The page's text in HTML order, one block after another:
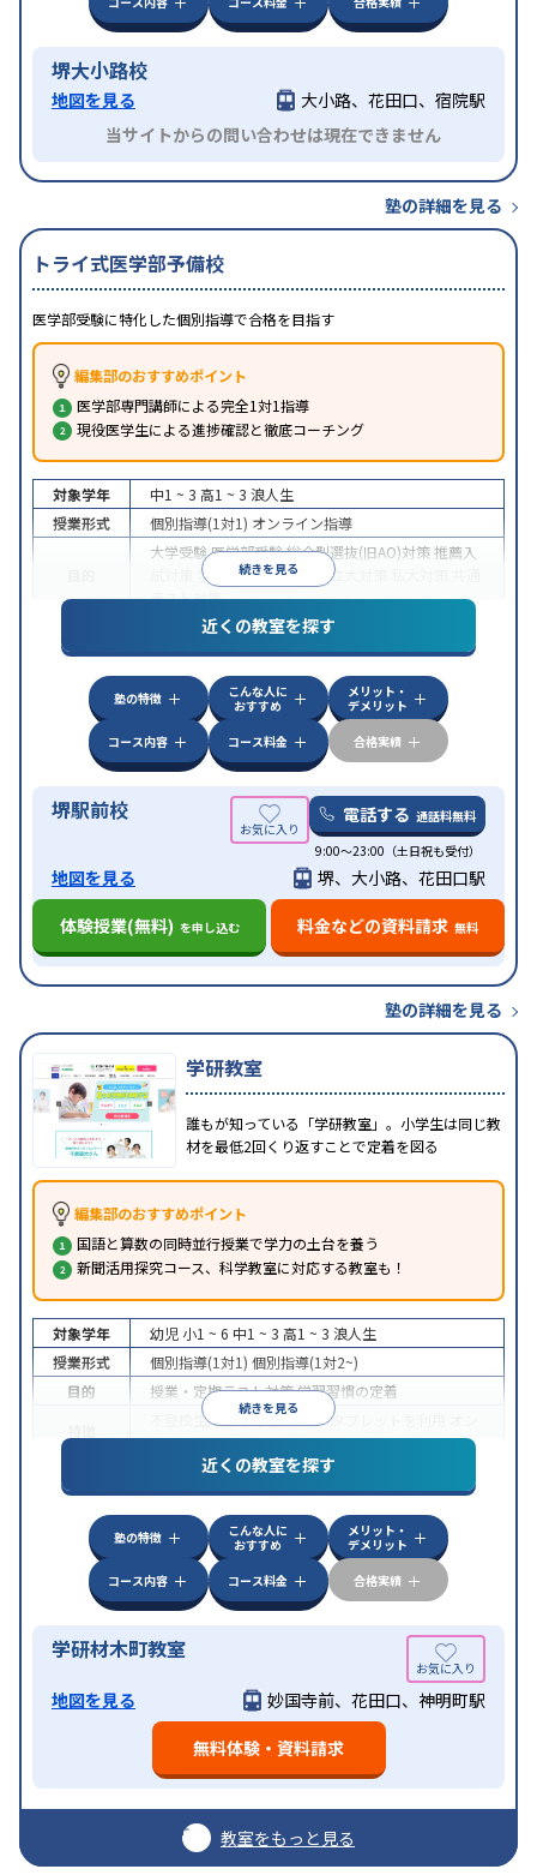
堺大小路校
地図を見る
大小路、花田口、宿院駅
当サイトからの問い合わせは現在できません
塾の詳細を見る
トライ式医学部予備校
医学部受験に特化した個別指導で合格を目指す
編集部のおすすめポイント
医学部専門講師による完全1対1指導
現役医学生による進捗確認と徹底コーチング
続きを見る
対象学年 中1 ~ 3 高1 ~ 3 浪人生
授業形式
個別指導(1対1) オンライン指導
大学受験医学部受験総合型選抜(旧AO)対策推薦入
学校別特化対策 国公立大対策
テスト対策
特徴
中高一貫校生に対応授業の振替可能
オンライン対応1科目から受講可能季節講習の
みの受講可
自習室あり
近くの教室を探す
塾の特徴
こんな人に
おすすめ
メリット・
デメリット
コース内容
コース料金 合格実績
堺駅前校 電話する 通話料無料
9:00～23:00（土日祝も受付）
地図を見る
堺、大小路、花田口駅
体験授業(無料) を申し込む 料金などの資料請求 無料
塾の詳細を見る
学研教室
誰もが知っている「学研教室」。小学生は同じ教
材を最低2回くり返すことで定着を図る
編集部のおすすめポイント
国語と算数の同時並行授業で学力の土台を養う
新聞活用探究コース、科学教室に対応する教室も！
続きを見る
対象学年 幼児 小1 ~ 6 中1 ~ 3 高1 ~ 3 浪人生
授業形式
個別指導(1対1) 個別指導(1対2~)
目的
授業・定期テスト対策学習習慣の定着
不登校生に対応学習にPC・タブレットを利用
ライン対応
近くの教室を探す
塾の特徴
こんな人に
おすすめ
メリット・
デメリット
コース内容
コース料金 合格実績
学研材木町教室
地図を見る
妙国寺前、花田口、神明町駅
無料体験・資料請求
教室をもっと見る